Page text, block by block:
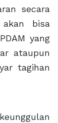
secara
bisa
yang
ataupun
tagihan